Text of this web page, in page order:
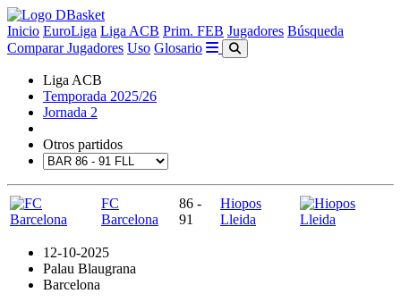
Inicio EuroLiga Liga ACB Prim. FEB Jugadores Búsqueda
Comparar Jugadores Uso Glosario
Liga ACB
Temporada 2025/26
Jornada 2
Otros partidos
FC
Barcelona
86 -
91
Hiopos
Lleida
12-10-2025
Palau Blaugrana
Barcelona